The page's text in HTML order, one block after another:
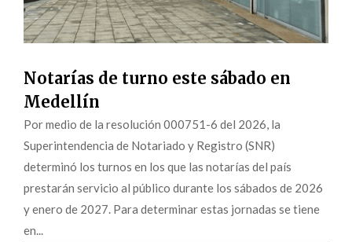
Notarías de turno este sábado en
Medellín
Por medio de la resolución 000751-6 del 2026, la
Superintendencia de Notariado y Registro (SNR)
determinó los turnos en los que las notarías del país
prestarán servicio al público durante los sábados de 2026
y enero de 2027. Para determinar estas jornadas se tiene
en...